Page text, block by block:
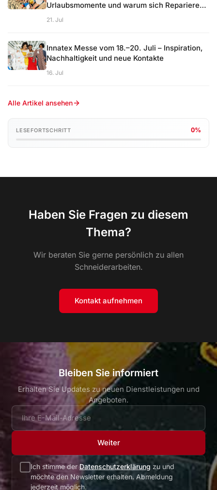
Urlaubsmomente und warum sich Reparieren
lohnt
21. Jul
Innatex Messe vom 18.–20. Juli – Inspiration,
Nachhaltigkeit und neue Kontakte
16. Jul
Alle Artikel ansehen
LESEFORTSCHRITT 0%
Haben Sie Fragen zu diesem
Thema?
Wir beraten Sie gerne persönlich zu allen
Schneiderarbeiten.
Kontakt aufnehmen
Bleiben Sie informiert
Erhalten Sie Updates zu neuen Dienstleistungen und
Angeboten.
Weiter
Ich stimme derDatenschutzerklärung zu und
möchte den Newsletter erhalten. Abmeldung
jederzeit möglich.